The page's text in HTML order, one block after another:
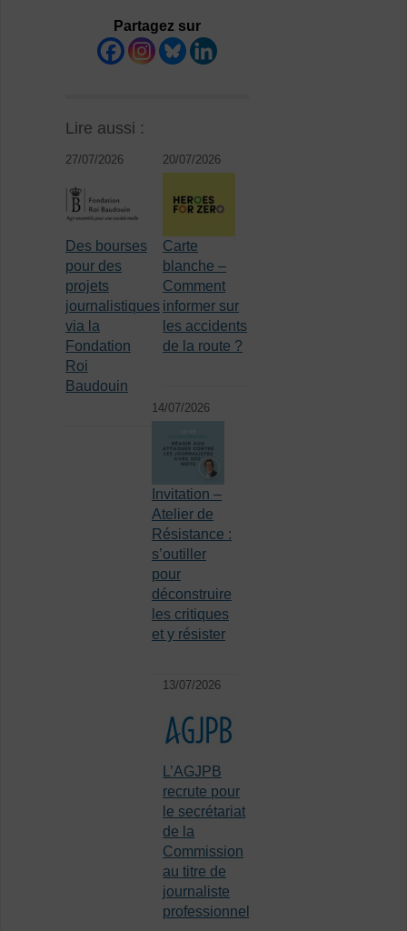
Partagez sur
Lire aussi :
27/07/2026
Des bourses
pour des
projets
journalistiques
via la
Fondation
Roi
Baudouin
20/07/2026
Carte
blanche –
Comment
informer sur
les accidents
de la route ?
14/07/2026
Invitation –
Atelier de
Résistance :
s’outiller
pour
déconstruire
les critiques
et y résister
13/07/2026
L’AGJPB
recrute pour
le secrétariat
de la
Commission
au titre de
journaliste
professionnel